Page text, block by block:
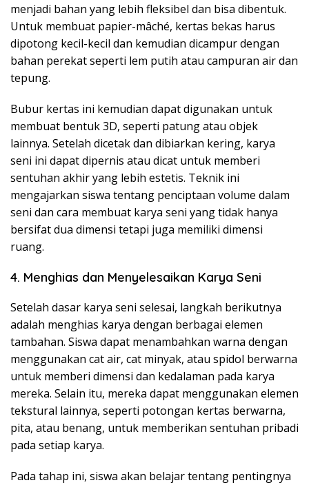
menjadi bahan yang lebih fleksibel dan bisa dibentuk.
Untuk membuat papier-mâché, kertas bekas harus
dipotong kecil-kecil dan kemudian dicampur dengan
bahan perekat seperti lem putih atau campuran air dan
tepung.
Bubur kertas ini kemudian dapat digunakan untuk
membuat bentuk 3D, seperti patung atau objek
lainnya. Setelah dicetak dan dibiarkan kering, karya
seni ini dapat dipernis atau dicat untuk memberi
sentuhan akhir yang lebih estetis. Teknik ini
mengajarkan siswa tentang penciptaan volume dalam
seni dan cara membuat karya seni yang tidak hanya
bersifat dua dimensi tetapi juga memiliki dimensi
ruang.
4. Menghias dan Menyelesaikan Karya Seni
Setelah dasar karya seni selesai, langkah berikutnya
adalah menghias karya dengan berbagai elemen
tambahan. Siswa dapat menambahkan warna dengan
menggunakan cat air, cat minyak, atau spidol berwarna
untuk memberi dimensi dan kedalaman pada karya
mereka. Selain itu, mereka dapat menggunakan elemen
tekstural lainnya, seperti potongan kertas berwarna,
pita, atau benang, untuk memberikan sentuhan pribadi
pada setiap karya.
Pada tahap ini, siswa akan belajar tentang pentingnya